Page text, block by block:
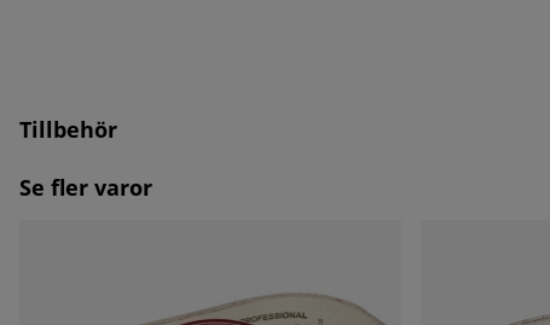
Tillbehör
Se fler varor